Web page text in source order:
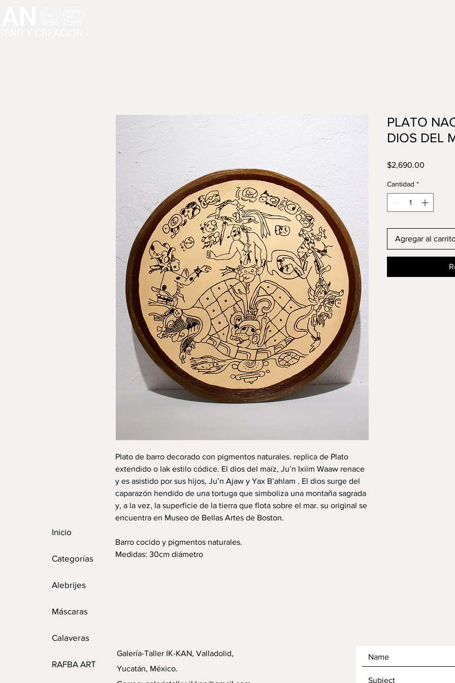
Inicio
Categorías
Alebrijes
Máscaras
Calaveras
RAFBA ART
Plato de barro decorado con pigmentos naturales. replica de Plato
extendido o lak estilo códice. El dios del maíz, Ju’n Ixiim Waaw renace
y es asistido por sus hijos, Ju’n Ajaw y Yax B’ahlam . El dios surge del
caparazón hendido de una tortuga que simboliza una montaña sagrada
y, a la vez, la superficie de la tierra que flota sobre el mar. su original se
encuentra en Museo de Bellas Artes de Boston.
Barro cocido y pigmentos naturales.
Medidas: 30cm diámetro
PLATO
DIOS DEL
$2,690.00
Cantidad *
Agregar al
Galería-Taller IK-KAN, Valladolid,
Yucatán, México.